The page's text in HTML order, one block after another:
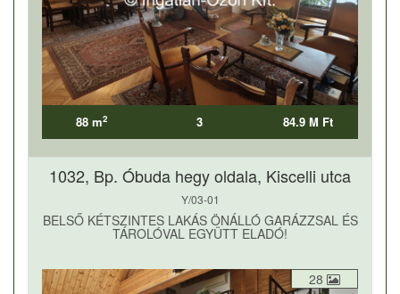
88 m2 3 84.9 M Ft
1032, Bp. Óbuda hegy oldala, Kiscelli utca
Y/03-01
BELSŐ KÉTSZINTES LAKÁS ÖNÁLLÓ GARÁZZSAL ÉS
TÁROLÓVAL EGYÜTT ELADÓ!
28